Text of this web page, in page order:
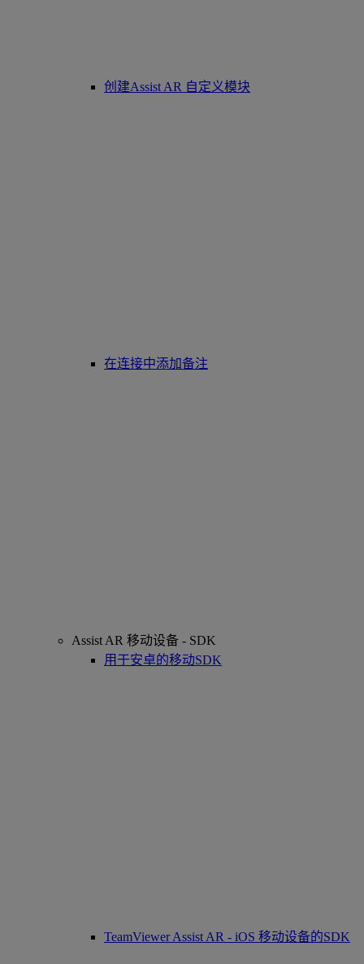
创建Assist AR 自定义模块
在连接中添加备注
Assist AR 移动设备 - SDK
用于安卓的移动SDK
TeamViewer Assist AR - iOS 移动设备的SDK